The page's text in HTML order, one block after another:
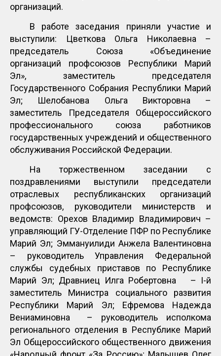
организаций.
В работе заседания приняли участие и
выступили: Цветкова Ольга Николаевна –
председатель Союза «Объединение
организаций профсоюзов Республики Марий
Эл», заместитель председателя
Государственного Собрания Республики Марий
Эл; Шелобанова Ольга Викторовна –
заместитель Председателя Общероссийского
профессионального союза работников
государственных учреждений и общественного
обслуживания Российской Федерации.
На торжественном заседании с
поздравлениями выступили председатели
отраслевых республиканских организаций
профсоюзов, руководители министерств и
ведомств: Орехов Владимир Владимирович –
управляющий ГУ-Отделение ПФР по Республике
Марий Эл; Эммануилиди Анжела Валентиновна
– руководитель Управления Федеральной
службы судебных приставов по Республике
Марий Эл; Дравниец Илга Робертовна – I-й
заместитель Министра социального развития
Республики Марий Эл; Ефремова Надежда
Вениаминовна – руководитель исполкома
регионального отделения в Республике Марий
Эл Общероссийского общественного движения